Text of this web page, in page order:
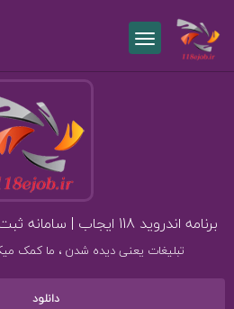
برنامه اندروید 118 ایجاب | سامانه ثبت الکترونیکی مشاغل کشور
تبلیغات یعنی دیده شدن ، ما کمک
دانلود